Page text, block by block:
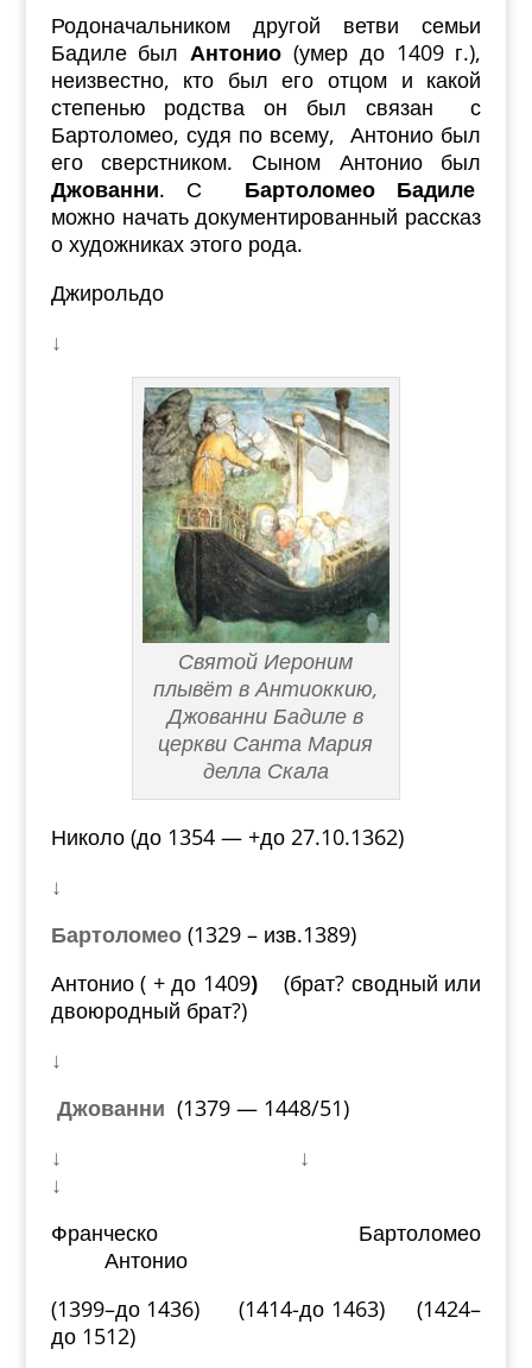
Родоначальником другой ветви семьи
Бадиле былАнтонио (умер до 1409 г.),
неизвестно, кто был его отцом и какой
степенью родства он был связан с
Бартоломео, судя по всему, Антонио был
его сверстником. Сыном Антонио был
Джованни. С Бартоломео Бадиле
можно начать документированный рассказ
о художниках этого рода.
Джирольдо
↓
Святой Иероним
плывёт в Антиоккию,
Джованни Бадиле в
церкви Санта Мария
делла Скала
Николо (до 1354 — +до 27.10.1362)
↓
Бартоломео (1329 – изв.1389)
Антонио ( + до 1409)
(брат? сводный или
двоюродный брат?)
↓
Джованни (1379 — 1448/51)
↓ ↓
↓
Франческо Бартоломео
Антонио
(1399–до 1436) (1414-до 1463) (1424–
до 1512)